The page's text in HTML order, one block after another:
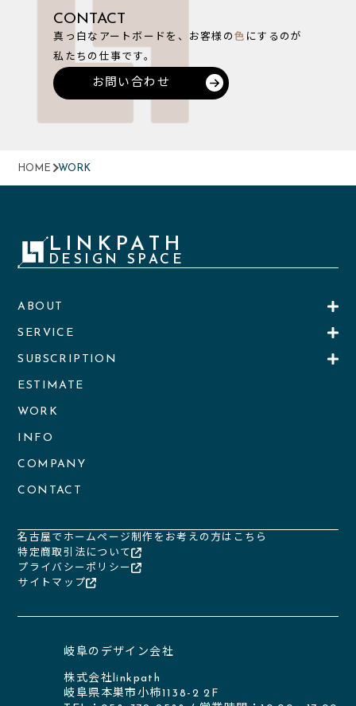
CONTACT
真っ白なアートボードを、お客様の 色 にするのが
私たちの仕事です。
お問い合わせ
HOME WORK
LINKPATH
DESIGN SPACE
ABOUT
SERVICE
SUBSCRIPTION
ESTIMATE
WORK
INFO
COMPANY
CONTACT
名古屋でホームページ制作をお考えの方はこちら
特定商取引法について
プライバシーポリシー
サイトマップ
岐阜のデザイン会社
株式会社linkpath
岐阜県本巣市小柿1138-2 2F